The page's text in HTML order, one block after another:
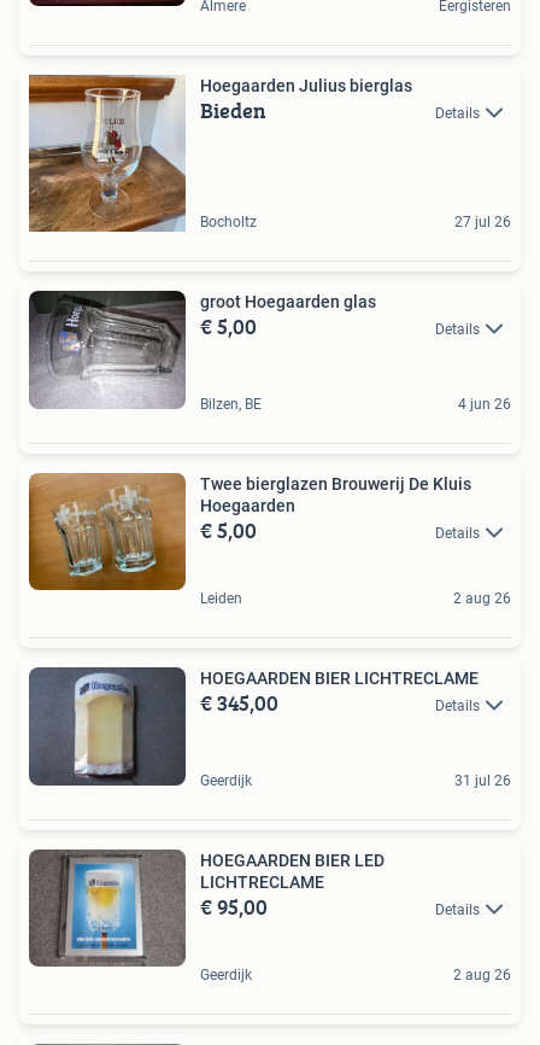
Almere Eergisteren
Hoegaarden Julius bierglas
Bieden Details
Bocholtz 27 jul 26
groot Hoegaarden glas
€ 5,00 Details
Bilzen, BE 4 jun 26
Twee bierglazen Brouwerij De Kluis
Hoegaarden
€ 5,00 Details
Leiden 2 aug 26
HOEGAARDEN BIER LICHTRECLAME
€ 345,00 Details
Geerdijk 31 jul 26
HOEGAARDEN BIER LED
LICHTRECLAME
€ 95,00 Details
Geerdijk 2 aug 26